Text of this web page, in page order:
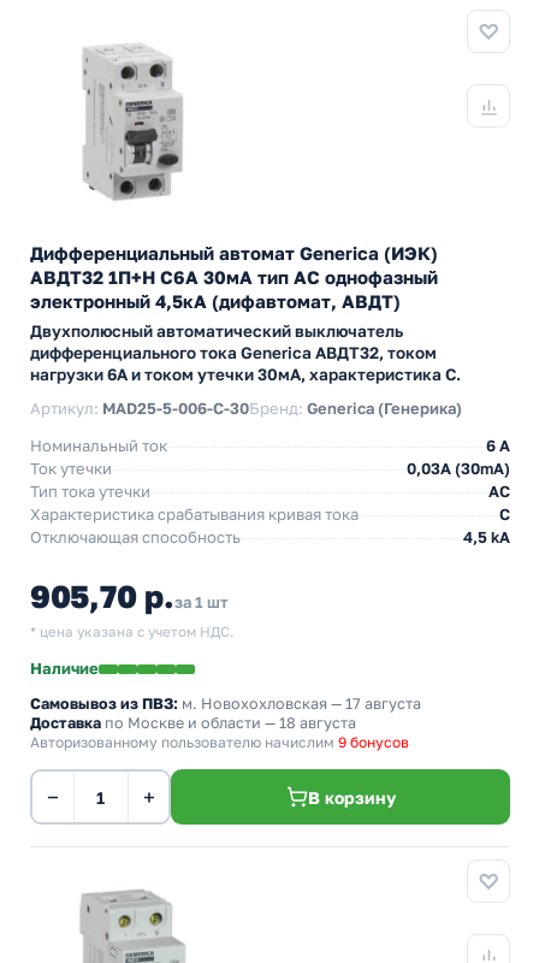
Дифференциальный автомат Generica (ИЭК)
АВДТ32 1П+Н C6А 30мА тип АС однофазный
электронный 4,5кА (дифавтомат, АВДТ)
Двухполюсный автоматический выключатель
дифференциального тока Generica АВДТ32, током
нагрузки 6А и током утечки 30мА, характеристика С.
Артикул: MAD25-5-006-C-30Бренд: Generica (Генерика)
Номинальный ток
6 А
Ток утечки
0,03A (30mA)
Тип тока утечки
AC
Характеристика срабатывания кривая тока
C
Отключающая способность
4,5 kA
905,70 р.за 1 шт
* цена указана с учетом НДС.
Наличие
Самовывоз из ПВЗ: м. Новохохловская — 17 августа
Доставка по Москве и области — 18 августа
Авторизованному пользователю начислим 9 бонусов
− + В корзину